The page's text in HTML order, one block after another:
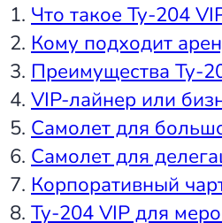
Что такое Ту-204
Кому подходит
Преимущества Ту-
VIP-лайнер или
Самолет для
Самолет для
Корпоративный
Ту-204 VIP для